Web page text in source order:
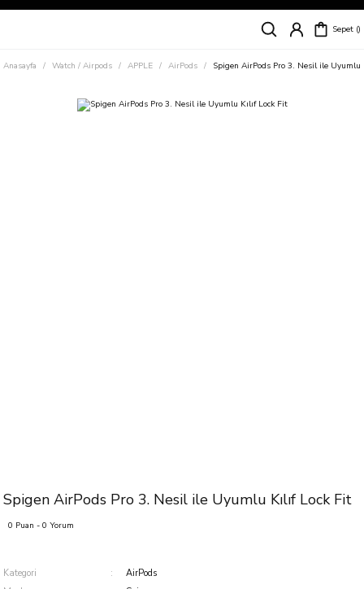
Siparişleriniz
Süper İndirimli Fiyatlar
Sepet
Anasayfa Watch / Airpods APPLE AirPods Spigen AirPods Pro 3. Nesil ile Uyumlu
Spigen AirPods Pro 3. Nesil ile Uyumlu Kılıf Lock Fit
0 Puan - 0 Yorum
Kategori
AirPods